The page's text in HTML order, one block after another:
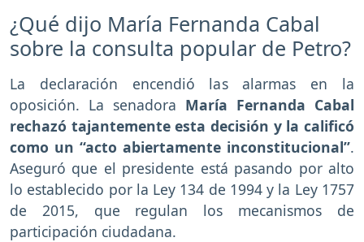
¿Qué dijo María Fernanda Cabal
sobre la consulta popular de Petro?
La declaración encendió las alarmas en la
oposición. La senadora María Fernanda Cabal
rechazó tajantemente esta decisión y la calificó
como un “acto abiertamente inconstitucional”.
Aseguró que el presidente está pasando por alto
lo establecido por la Ley 134 de 1994 y la Ley 1757
de 2015, que regulan los mecanismos de
participación ciudadana.